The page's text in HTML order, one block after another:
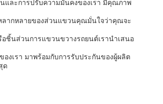
และการปรับความมั่นคงของเรา มีคุณภาพ
ลากหลายของส่วนแขวนคุณมั่นใจว่าคุณจะ
ชิ้นส่วนการแขวนขวางรถยนต์เรานําเสนอ
งเรา มาพร้อมกับการรับประกันของผู้ผลิต
ด